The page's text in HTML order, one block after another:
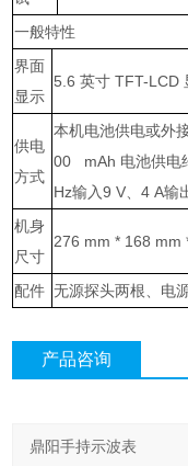
一般特性
界面
显示
5.6英寸 TFT-LCD
供电
方式
本机电池供电或外
00 mAh 电池供电
Hz输入9 V 、4 A输
机身
尺寸
276 mm * 168 mm
配件 无源探头两根、电
产品咨询